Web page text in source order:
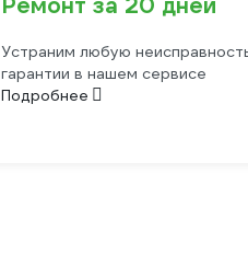
Устраним любую
гарантии в нашем сервисе
Подробнее